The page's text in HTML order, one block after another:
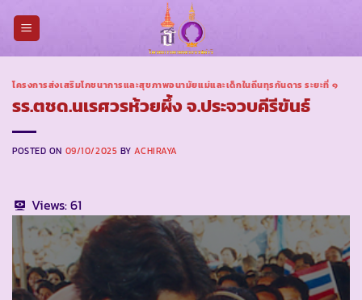
โครงการส่งเสริมโภชนาการและสุขภาพอนามัยแม่และเด็กในถิ่นทุรกันดาร ระยะที่ ๑
รร.ตชด.นเรศวรห้วยผึ้ง จ.ประจวบคีรีขันธ์
POSTED ON 09/10/2025 BYACHIRAYA
Views:61